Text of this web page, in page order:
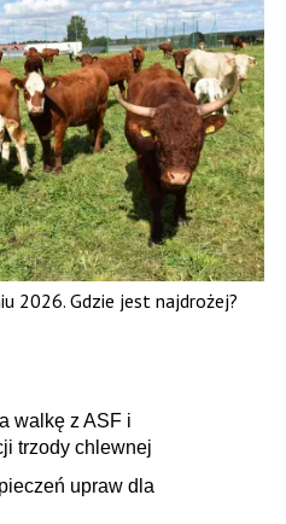
2026. Gdzie jest najdrożej?
walkę z ASF i
trzody chlewnej
upraw dla